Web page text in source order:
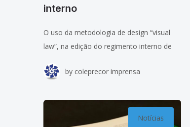
interno
O uso da metodologia de design “visual
law”, na edição do regimento interno de
potencializar o uso do documento, sem
by coleprecor imprensa
Notícias